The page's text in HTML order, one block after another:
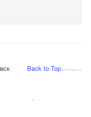
SocShare v2
Back to Top
.